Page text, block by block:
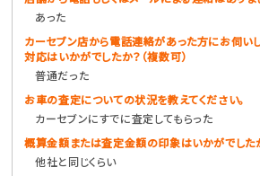
あった
カーセブン店から電話連絡があった方にお伺い
対応はいかがでしたか？（複数可）
普通だった
お車の査定についての状況を教えてください。
カーセブンにすでに査定してもらった
概算金額または査定金額の印象はいかがでした
他社と同じくらい